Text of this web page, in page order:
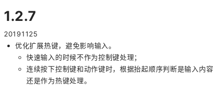
1.2.7
20191125
优化扩展热键，避免影响输入。
快速输入的时候不作为控制键处理；
连续按下控制键和动作键时，根据抬起顺序判断是输入内容
还是作为热键处理。